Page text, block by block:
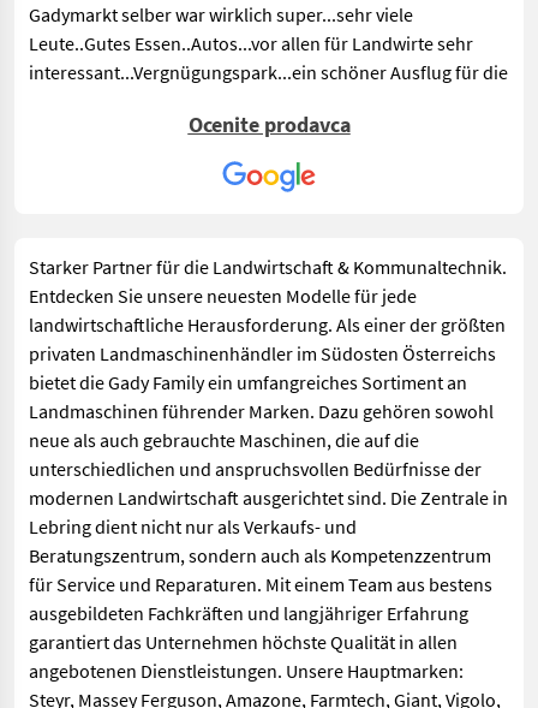
Gadymarkt selber war wirklich super...sehr viele
Leute..Gutes Essen..Autos...vor allen für Landwirte sehr
interessant...Vergnügungspark...ein schöner Ausflug für die
,am 12-09-2020
Super der 109 Gadi Markt trotz Covid 19 alles Super
meinen Hut vor Ihnen. Danke für den tollen Tag bei Euch.
Ocenite prodavca
Starker Partner für die Landwirtschaft & Kommunaltechnik.
Entdecken Sie unsere neuesten Modelle für jede
landwirtschaftliche Herausforderung. Als einer der größten
privaten Landmaschinenhändler im Südosten Österreichs
bietet die Gady Family ein umfangreiches Sortiment an
Landmaschinen führender Marken. Dazu gehören sowohl
neue als auch gebrauchte Maschinen, die auf die
unterschiedlichen und anspruchsvollen Bedürfnisse der
modernen Landwirtschaft ausgerichtet sind. Die Zentrale in
Lebring dient nicht nur als Verkaufs- und
Beratungszentrum, sondern auch als Kompetenzzentrum
für Service und Reparaturen. Mit einem Team aus bestens
ausgebildeten Fachkräften und langjähriger Erfahrung
garantiert das Unternehmen höchste Qualität in allen
angebotenen Dienstleistungen. Unsere Hauptmarken:
Steyr, Massey Ferguson, Amazone, Farmtech, Giant, Vigolo,